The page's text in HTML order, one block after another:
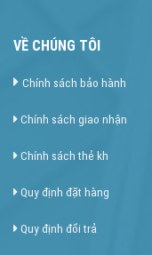
VỀ CHÚNG TÔI
Chính sách bảo hành
Chính sách giao nhận
Chính sách thẻ kh
Quy định đặt hàng
Quy định đổi trả